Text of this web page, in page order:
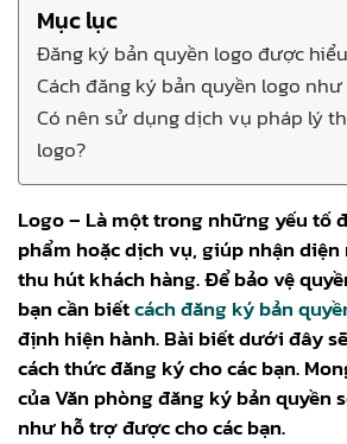
Mục lục
Đăng ký bản quyền logo được
Cách đăng ký bản quyền logo
Có nên sử dụng dịch vụ pháp lý
logo?
Logo – Là một trong những yếu tố
phẩm hoặc dịch vụ, giúp nhận
thu hút khách hàng. Để bảo vệ
bạn cần biếtcách đăng ký bản
định hiện hành. Bài biết dưới đây
cách thức đăng ký cho các bạn.
của Văn phòng đăng ký bản quyền
như hỗ trợ được cho các bạn.